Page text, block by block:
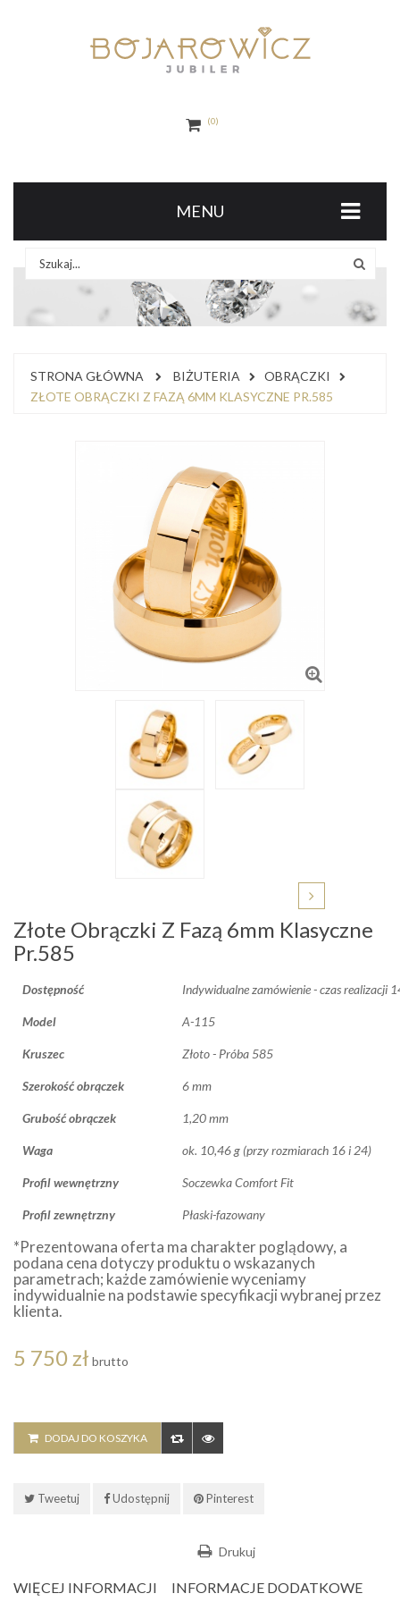
0
MENU
STRONA GŁÓWNA BIŻUTERIA
OBRĄCZKI
ZŁOTE OBRĄCZKI Z FAZĄ 6MM KLASYCZNE PR.585
Złote Obrączki Z Fazą 6mm Klasyczne
Pr.585
Dostępność Indywidualne zamówienie - czas realizacji
Model A-115
Kruszec Złoto - Próba 585
Szerokość obrączek 6 mm
Grubość obrączek 1,20 mm
Waga ok. 10,46 g (przy rozmiarach 16 i 24)
Profil wewnętrzny Soczewka Comfort Fit
Profil zewnętrzny Płaski-fazowany
*Prezentowana oferta ma charakter poglądowy, a
podana cena dotyczy produktu o wskazanych
parametrach; każde zamówienie wyceniamy
indywidualnie na podstawie specyfikacji wybranej przez
klienta.
5 750 zł brutto
DODAJ DO KOSZYKA
Tweetuj Udostępnij Pinterest
Drukuj
WIĘCEJ INFORMACJI INFORMACJE DODATKOWE